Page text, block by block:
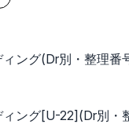
ング(Dr別・整理番
ィング[U-22](Dr別・